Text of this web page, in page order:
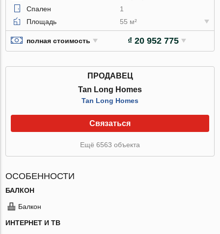
Спален
1
Площадь
55 м²
полная стоимость ₫ 20 952 775
ПРОДАВЕЦ
Tan Long Homes
Tan Long Homes
Связаться
Ещё 6563 объекта
ОСОБЕННОСТИ
БАЛКОН
Балкон
ИНТЕРНЕТ И ТВ